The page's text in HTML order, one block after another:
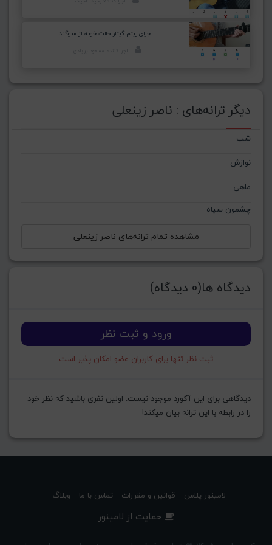
اجرای ریتم گیتار حالت خوبه از سوگند
دیگر ترانه‌های : ناصر زینعلی
شب
نوازش
ماهی
چشمون سیاه
مشاهده تمام ترانه‌های ناصر زینعلی
دیدگاه ها(0 دیدگاه)
ورود و ثبت نظر
ثبت نظر تنها برای کاربران عضو امکان پذیر است
دیدگاهی برای این آکورد موجود نیست. اولین نفری باشید که نظر خود
را در رابطه با این ترانه بیان میکند!
لامینور پلاس قوانین و مقررات تماس با ما وبلاگ
حمایت از لامینور